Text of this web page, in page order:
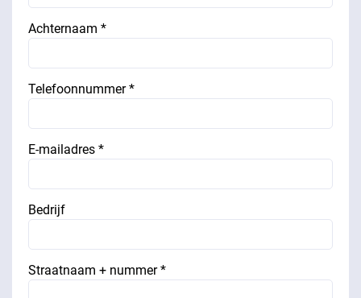
Achternaam *
Telefoonnummer *
E-mailadres *
Bedrijf
Straatnaam + nummer *